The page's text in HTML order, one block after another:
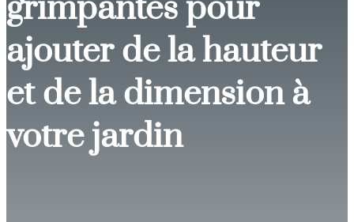
ajouter de la hauteur
et de la dimension à
votre jardin